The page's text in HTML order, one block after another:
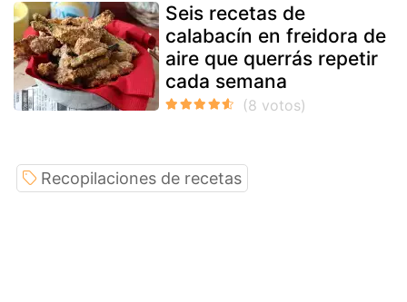
Seis recetas de
calabacín en freidora de
aire que querrás repetir
cada semana
Recopilaciones de recetas